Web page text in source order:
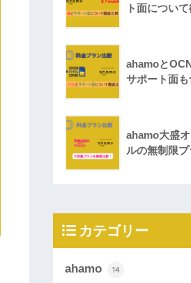
ト面につい
ahamoと
サポート面
ahamo大盛
ルの無制限プ
カテゴリー
ahamo 14